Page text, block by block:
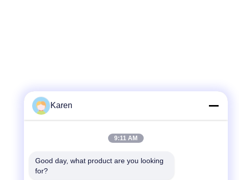
Karen
9:11 AM
Good day, what product are you looking
for?